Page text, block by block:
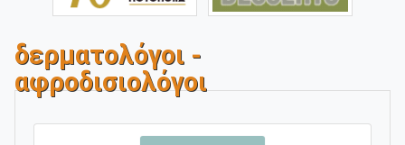
δερματολόγοι -
αφροδισιολόγοι